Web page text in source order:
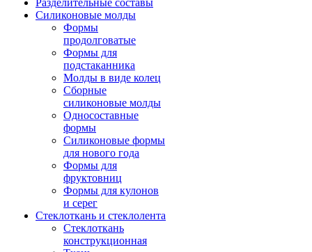
Разделительные составы
Силиконовые молды
Формы
продолговатые
Формы для
подстаканника
Молды в виде колец
Сборные
силиконовые молды
Односоставные
формы
Силиконовые формы
для нового года
Формы для
фруктовниц
Формы для кулонов
и серег
Стеклоткань и стеклолента
Стеклоткань
конструкционная